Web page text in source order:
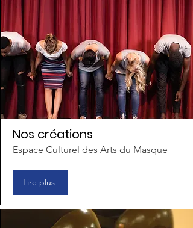
Nos créations
Espace Culturel des Arts du Masque
Lire plus